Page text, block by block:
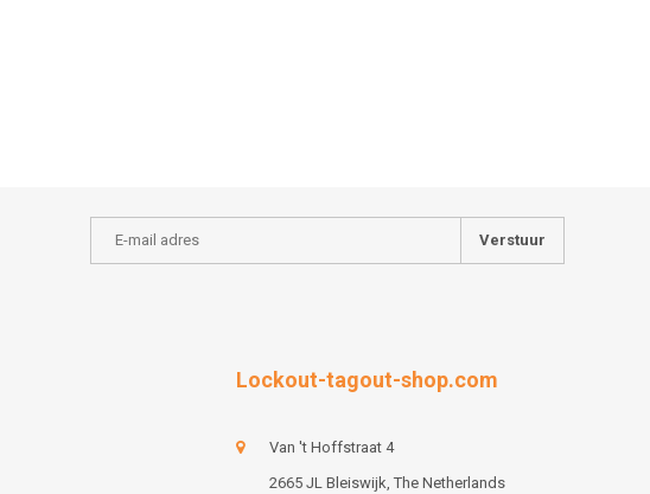
Verstuur
Lockout-tagout-shop.com
Van 't Hoffstraat 4
2665 JL Bleiswijk, The Netherlands